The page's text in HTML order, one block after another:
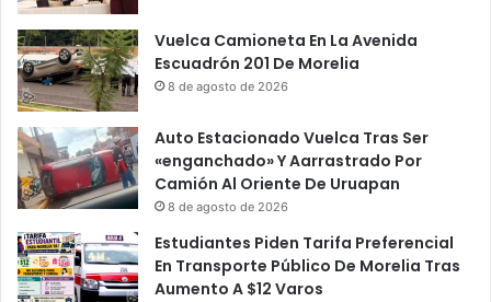
Vuelca Camioneta En La Avenida
Escuadrón 201 De Morelia
8 de agosto de 2026
Auto Estacionado Vuelca Tras Ser
«enganchado» Y Aarrastrado Por
Camión Al Oriente De Uruapan
8 de agosto de 2026
Estudiantes Piden Tarifa Preferencial
En Transporte Público De Morelia Tras
Aumento A $12 Varos